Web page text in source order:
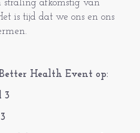
straling afkomstig van
is tijd dat we ons en ons
Health Event op:
3